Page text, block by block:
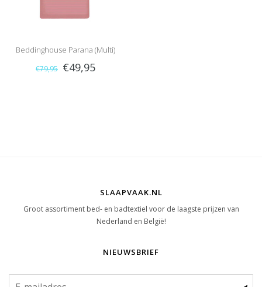
Beddinghouse Parana (Multi)
€79,95 €49,95
SLAAPVAAK.NL
Groot assortiment bed- en badtextiel voor de laagste prijzen van
Nederland en België!
NIEUWSBRIEF